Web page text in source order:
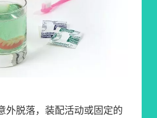
外脱落，装配活动或固定的